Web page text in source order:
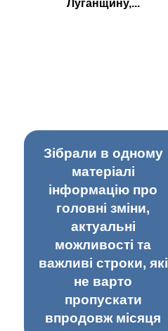
Луганщину,...
Зібрали в одному
матеріалі
інформацію про
головні зміни,
актуальні
можливості та
важливі строки, які
не варто
пропускати
впродовж місяця